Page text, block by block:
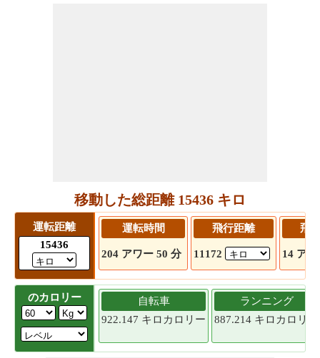
移動した総距離 15436 キロ
運転距離
15436
運転時間
204 アワー 50 分
飛行距離
11172
飛
14 ア
のカロリー
自転車
922.147 キロカロリー
ランニング
887.214 キロカロリー